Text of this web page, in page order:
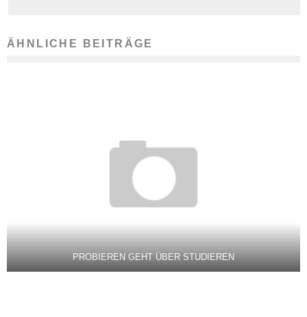
ÄHNLICHE BEITRÄGE
PROBIEREN GEHT ÜBER STUDIEREN